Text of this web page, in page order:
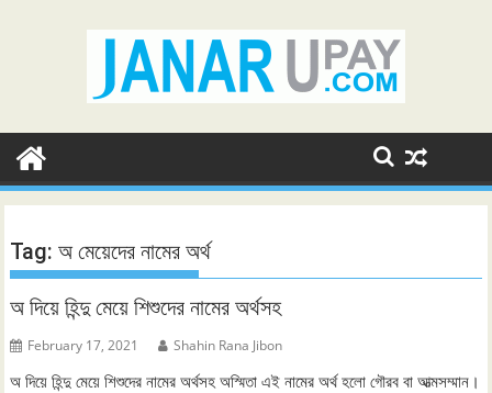
Tag:অ মেয়েদের নামের অর্থ
অ দিয়ে হিন্দু মেয়ে শিশুদের নামের অর্থসহ
February 17, 2021 Shahin Rana Jibon
অ দিয়ে হিন্দু মেয়ে শিশুদের নামের অর্থসহ অস্মিতা এই নামের অর্থ হলো গৌরব বা আত্মসম্মান।